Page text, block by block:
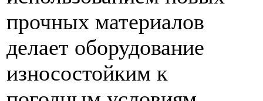
прочных материалов
делает оборудование
износостойким к